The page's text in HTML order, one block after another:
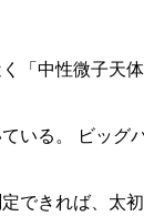
「中性微子天
いる。 ビッ
できれば、太